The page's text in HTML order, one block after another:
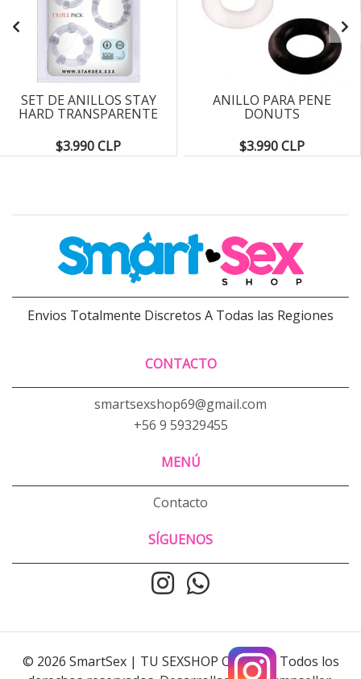
SET DE ANILLOS STAY
HARD TRANSPARENTE
$3.990 CLP
ANILLO PARA PENE
DONUTS
$3.990 CLP
Envios Totalmente Discretos A Todas las Regiones
CONTACTO
smartsexshop69@gmail.com
+56 9 59329455
MENÚ
Contacto
SÍGUENOS
© 2026 SmartSex | TU SEXSHOP ONLINE . Todos los